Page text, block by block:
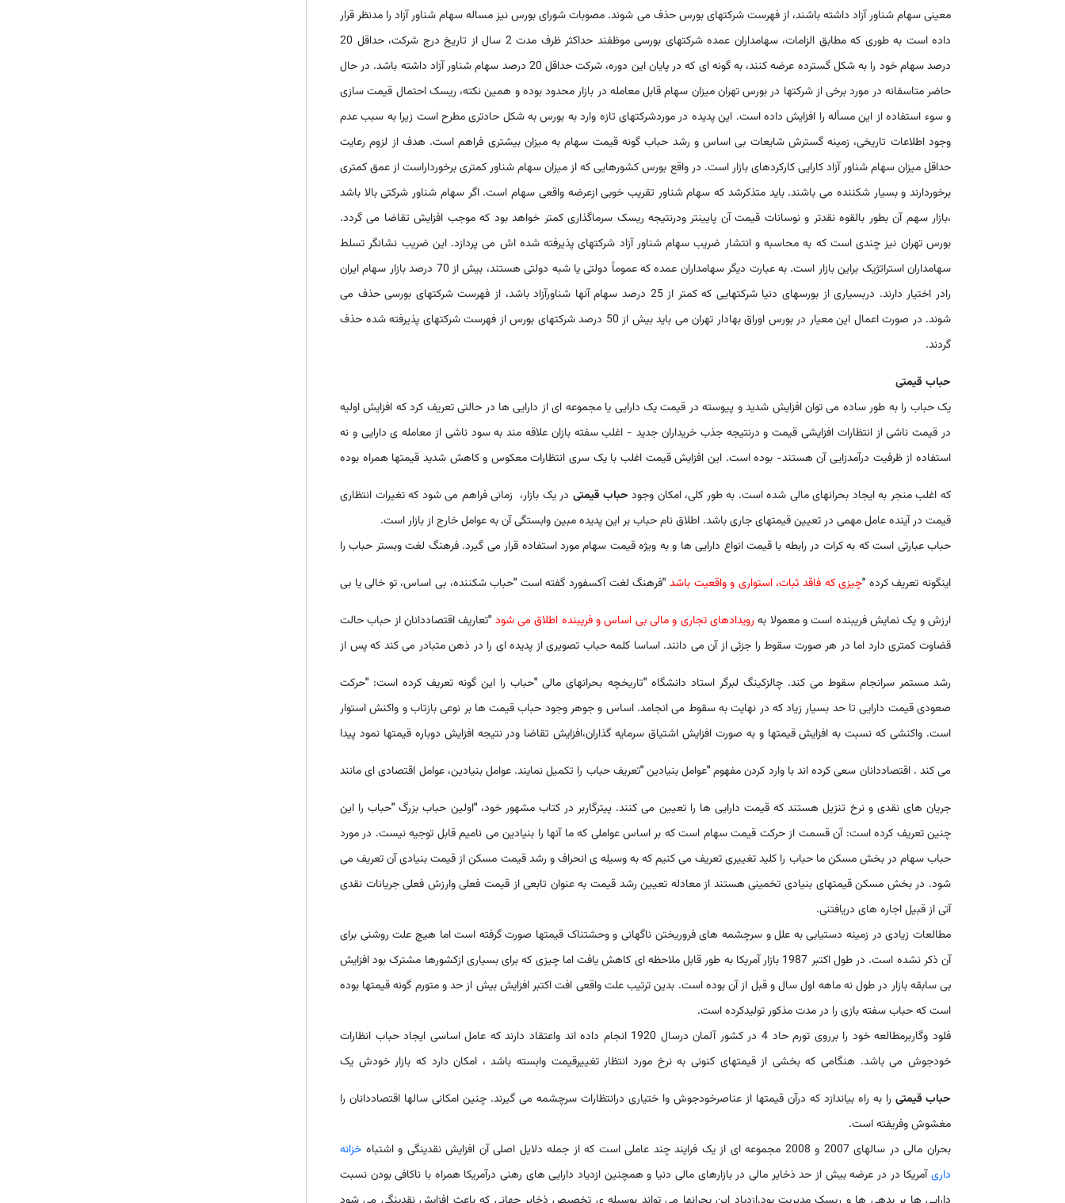
معینی سهام شناور آزاد داشته باشند، از فهرست شرکتهای بورس حذف می شوند. مصوبات شورای بورس نیز مساله سهام شناور آزاد را مدنظر قرار
داده است به طوری که مطابق الزامات، سهامداران عمده شرکتهای بورسی موظفند حداکثر ظرف مدت 2 سال از تاریخ درج شرکت، حداقل 20
درصد سهام خود را به شکل گسترده عرضه کنند، به گونه ای که در پایان این دوره، شرکت حداقل 20 درصد سهام شناور آزاد داشته باشد. در حال
حاضر متاسفانه در مورد برخی از شرکتها در بورس تهران میزان سهام قابل معامله در بازار محدود بوده و همین نکته، ریسک احتمال قیمت سازی
و سوء استفاده از این مسأله را افزایش داده است. این پدیده در موردشرکتهای تازه وارد به بورس به شکل حادتری مطرح است زیرا به سبب عدم
وجود اطلاعات تاریخی، زمینه گسترش شایعات بی اساس و رشد حباب گونه قیمت سهام به میزان بیشتری فراهم است. هدف از لزوم رعایت
حداقل میزان سهام شناور آزاد کارایی کارکردهای بازار است. در واقع بورس کشورهایی که از میزان سهام شناور کمتری برخورداراست از عمق کمتری
برخوردارند و بسیار شکننده می باشند. باید متذکرشد که سهام شناور تقریب خوبی ازعرضه واقعی سهام است. اگر سهام شناور شرکتی بالا باشد
،بازار سهم آن بطور بالقوه نقدتر و نوسانات قیمت آن پایینتر ودرنتیجه ریسک سرماگذاری کمتر خواهد بود که موجب افزایش تقاضا می گردد.
بورس تهران نیز چندی است که به محاسبه و انتشار ضریب سهام شناور آزاد شرکتهای پذیرفته شده اش می پردازد. این ضریب نشانگر تسلط
سهامداران استراتژیک براین بازار است. به عبارت دیگر سهامداران عمده که عموماً دولتی یا شبه دولتی هستند، بیش از 70 درصد بازار سهام ایران
رادر اختیار دارند. دربسیاری از بورسهای دنیا شرکتهایی که کمتر از 25 درصد سهام آنها شناورآزاد باشد، از فهرست شرکتهای بورسی حذف می
شوند. در صورت اعمال این معیار در بورس اوراق بهادار تهران می باید بیش از 50 درصد شرکتهای بورس از فهرست شرکتهای پذیرفته شده حذف
گردند.
حباب قیمتی
یک حباب را به طور ساده می توان افزایش شدید و پیوسته در قیمت یک دارایی یا مجموعه ای از دارایی ها در حالتی تعریف کرد که افزایش اولیه
در قیمت ناشی از انتظارات افزایشی قیمت و درنتیجه جذب خریداران جدید - اغلب سفته بازان علاقه مند به سود ناشی از معامله ی دارایی و نه
استفاده از ظرفیت درآمدزایی آن هستند- بوده است. این افزایش قیمت اغلب با یک سری انتظارات معکوس و کاهش شدید قیمتها همراه بوده
که اغلب منجر به ایجاد بحرانهای مالی شده است. به طور کلی، امکان وجود حباب قیمتی در یک بازار، زمانی فراهم می شود که تغیرات انتظاری
قیمت در آینده عامل مهمی در تعیین قیمتهای جاری باشد. اطلاق نام حباب بر این پدیده مبین وابستگی آن به عوامل خارج از بازار است.
حباب عبارتی است که به کرات در رابطه با قیمت انواع دارایی ها و به ویژه قیمت سهام مورد استفاده قرار می گیرد. فرهنگ لغت وبستر حباب را
اینگونه تعریف کرده "چیزی که فاقد ثبات، استواری و واقعیت باشد "فرهنگ لغت آکسفورد گفته است "حباب شکننده، بی اساس، تو خالی یا بی
ارزش و یک نمایش فریبنده است و معمولا به رویدادهای تجاری و مالی بی اساس و فریبنده اطلاق می شود "تعاریف اقتصاددانان از حباب حالت
قضاوت کمتری دارد اما در هر صورت سقوط را جزئی از آن می دانند. اساسا کلمه حباب تصویری از پدیده ای را در ذهن متبادر می کند که پس از
رشد مستمر سرانجام سقوط می کند. چالزکینگ لبرگر استاد دانشگاه"تاریخچه بحرانهای مالی "حباب را این گونه تعریف کرده است: "حرکت
صعودی قیمت دارایی تا حد بسیار زیاد که در نهایت به سقوط می انجامد. اساس و جوهر وجود حباب قیمت ها بر نوعی بازتاب و واکنش استوار
است. واکنشی که نسبت به افزایش قیمتها و به صورت افزایش اشتیاق سرمایه گذاران،افزایش تقاضا ودر نتیجه افزایش دوباره قیمتها نمود پیدا
می کند . اقتصاددانان سعی کرده اند با وارد کردن مفهوم"عوامل بنیادین"تعریف حباب را تکمیل نمایند. عوامل بنیادین، عوامل اقتصادی ای مانند
جریان های نقدی و نرخ تنزیل هستند که قیمت دارایی ها را تعیین می کنند. پیترگاربر در کتاب مشهور خود،"اولین حباب بزرگ "حباب را این
چنین تعریف کرده است: آن قسمت از حرکت قیمت سهام است که بر اساس عواملی که ما آنها را بنیادین می نامیم قابل توجیه نیست. در مورد
حباب سهام در بخش مسکن ما حباب را کلید تغییری تعریف می کنیم که به وسیله ی انحراف و رشد قیمت مسکن از قیمت بنیادی آن تعریف می
شود. در بخش مسکن قیمتهای بنیادی تخمینی هستند از معادله تعیین رشد قیمت به عنوان تابعی از قیمت فعلی وارزش فعلی جریانات نقدی
آتی از قبیل اجاره های دریافتنی.
مطالعات زیادی در زمینه دستیابی به علل و سرچشمه های فروریختن ناگهانی و وحشتناک قیمتها صورت گرفته است اما هیچ علت روشنی برای
آن ذکر نشده است. در طول اکتبر 1987 بازار آمریکا به طور قابل ملاحظه ای کاهش یافت اما چیزی که برای بسیاری ازکشورها مشترک بود افزایش
بی سابقه بازار در طول نه ماهه اول سال و قبل از آن بوده است. بدین ترتیب علت واقعی افت اکتبر افزایش بیش از حد و متورم گونه قیمتها بوده
است که حباب سفته بازی را در مدت مذکور تولیدکرده است.
فلود وگاربرمطالعه خود را برروی تورم حاد 4 در کشور آلمان درسال 1920 انجام داده اند واعتقاد دارند که عامل اساسی ایجاد حباب انظارات
خودجوش می باشد. هنگامی که بخشی از قیمتهای کنونی به نرخ مورد انتظار تغییرقیمت وابسته باشد ، امکان دارد که بازار خودش یک
حباب قیمتی را به راه بیاندازد که درآن قیمتها از عناصرخودجوش وا ختیاری درانتظارات سرچشمه می گیرند. چنین امکانی سالها اقتصاددانان را
مغشوش وفریفته است.
بحران مالی در سالهای 2007 و 2008 مجموعه ای از یک فرایند چند عاملی است که از جمله دلایل اصلی آن افزایش نقدینگی و اشتباه
خزانه
داریآمریکا در در عرضه بیش از حد ذخایر مالی در بازارهای مالی دنیا و همچنین ازدیاد دارایی های رهنی درآمریکا همراه با ناکافی بودن نسبت